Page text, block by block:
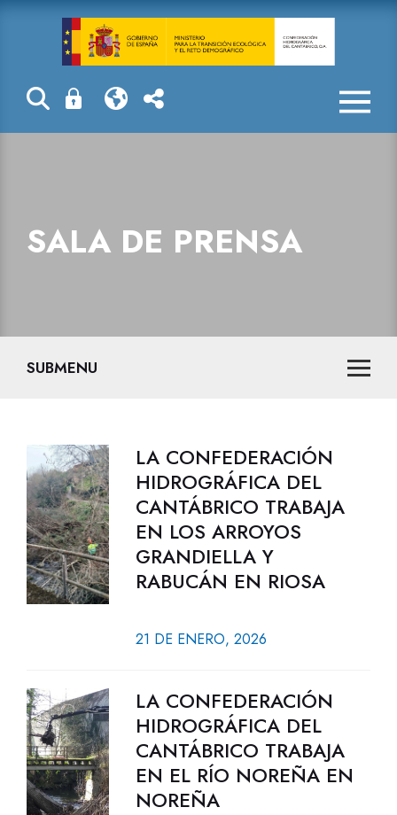
Sala de prensa
SALA DE PRENSA
SUBMENU
LA CONFEDERACIÓN
HIDROGRÁFICA DEL
CANTÁBRICO TRABAJA
EN LOS ARROYOS
GRANDIELLA Y
RABUCÁN EN RIOSA
21 DE ENERO, 2026
LA CONFEDERACIÓN
HIDROGRÁFICA DEL
CANTÁBRICO TRABAJA
EN EL RÍO NOREÑA EN
NOREÑA